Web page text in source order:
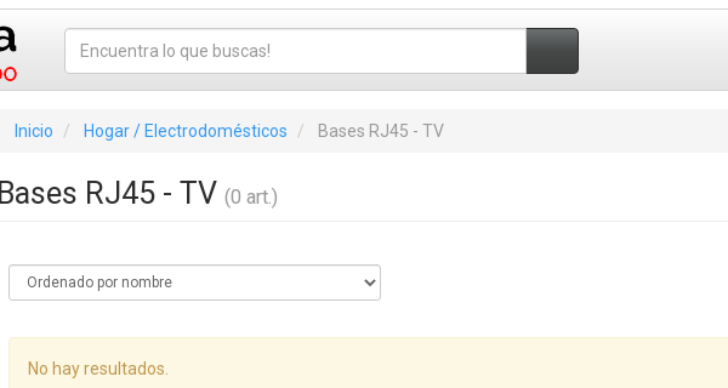
Inicio Hogar / Electrodomésticos Bases RJ45 - TV
Bases RJ45 - TV (0 art.)
No hay resultados.